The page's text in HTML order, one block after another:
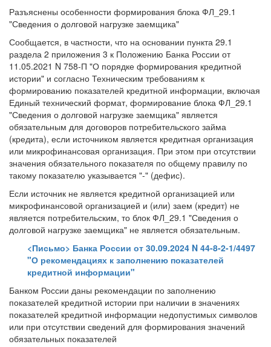
Разъяснены особенности формирования блока ФЛ_29.1
"Сведения о долговой нагрузке заемщика"
Сообщается, в частности, что на основании пункта 29.1
раздела 2 приложения 3 к Положению Банка России от
11.05.2021 N 758-П "О порядке формирования кредитной
истории" и согласно Техническим требованиям к
формированию показателей кредитной информации, включая
Единый технический формат, формирование блока ФЛ_29.1
"Сведения о долговой нагрузке заемщика" является
обязательным для договоров потребительского займа
(кредита), если источником является кредитная организация
или микрофинансовая организация. При этом при отсутствии
значения обязательного показателя по общему правилу по
такому показателю указывается "-" (дефис).
Если источник не является кредитной организацией или
микрофинансовой организацией и (или) заем (кредит) не
является потребительским, то блок ФЛ_29.1 "Сведения о
долговой нагрузке заемщика" не является обязательным.
<Письмо> Банка России от 30.09.2024 N 44-8-2-1/4497
"О рекомендациях к заполнению показателей
кредитной информации"
Банком России даны рекомендации по заполнению
показателей кредитной истории при наличии в значениях
показателей кредитной информации недопустимых символов
или при отсутствии сведений для формирования значений
обязательных показателей